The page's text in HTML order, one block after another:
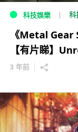
科技娛樂 科
《Metal
【有片睇】
3 年前